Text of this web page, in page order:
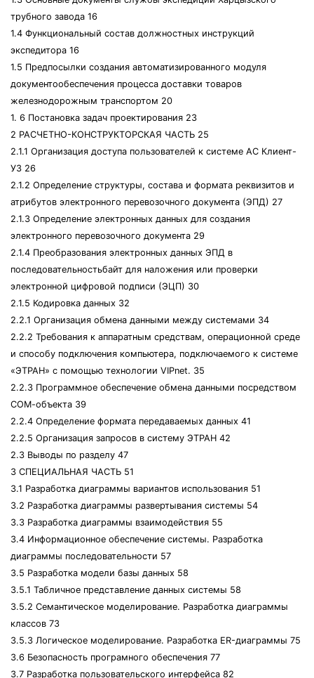
трубного завода 16
1.4 Функциональный состав должностных инструкций
экспедитора 16
1.5 Предпосылки создания автоматизированного модуля
документообеспечения процесса доставки товаров
железнодорожным транспортом 20
1. 6 Постановка задач проектирования 23
2 РАСЧЕТНО-КОНСТРУКТОРСКАЯ ЧАСТЬ 25
2.1.1 Организация доступа пользователей к системе АС Клиент-
УЗ 26
2.1.2 Определение структуры, состава и формата реквизитов и
атрибутов электронного перевозочного документа (ЭПД) 27
2.1.3 Определение электронных данных для создания
электронного перевозочного документа 29
2.1.4 Преобразования электронных данных ЭПД в
последовательностьбайт для наложения или проверки
электронной цифровой подписи (ЭЦП) 30
2.1.5 Кодировка данных 32
2.2.1 Организация обмена данными между системами 34
2.2.2 Требования к аппаратным средствам, операционной среде
и способу подключения компьютера, подключаемого к системе
«ЭТРАН» с помощью технологии VIPnet. 35
2.2.3 Программное обеспечение обмена данными посредством
СОМ-объекта 39
2.2.4 Определение формата передаваемых данных 41
2.2.5 Организация запросов в систему ЭТРАН 42
2.3 Выводы по разделу 47
3 СПЕЦИАЛЬНАЯ ЧАСТЬ 51
3.1 Разработка диаграммы вариантов использования 51
3.2 Разработка диаграммы развертывания системы 54
3.3 Разработка диаграммы взаимодействия 55
3.4 Информационное обеспечение системы. Разработка
диаграммы последовательности 57
3.5 Разработка модели базы данных 58
3.5.1 Табличное представление данных системы 58
3.5.2 Семантическое моделирование. Разработка диаграммы
классов 73
3.5.3 Логическое моделирование. Разработка ER-диаграммы 75
3.6 Безопасность програмного обеспечения 77
3.7 Разработка пользовательского интерфейса 82